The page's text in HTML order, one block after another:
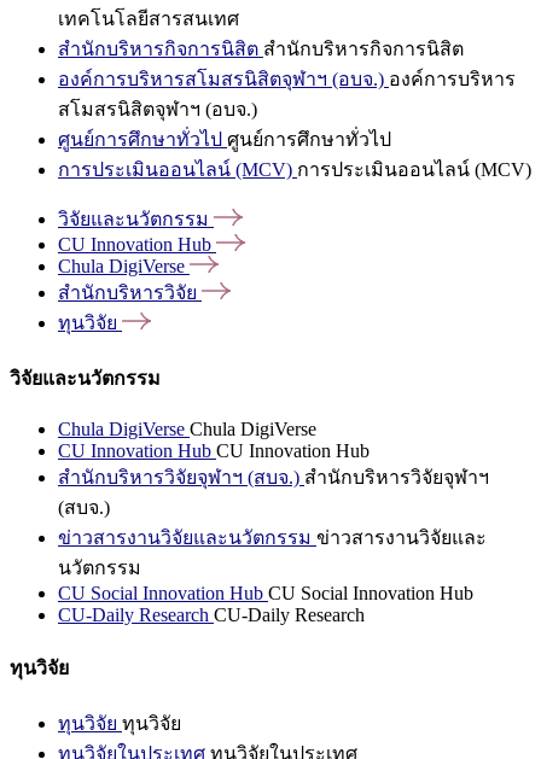
เทคโนโลยีสารสนเทศ
สำนักบริหารกิจการนิสิต สำนักบริหารกิจการนิสิต
องค์การบริหารสโมสรนิสิตจุฬาฯ (อบจ.) องค์การบริหาร
สโมสรนิสิตจุฬาฯ (อบจ.)
ศูนย์การศึกษาทั่วไป ศูนย์การศึกษาทั่วไป
การประเมินออนไลน์ (MCV) การประเมินออนไลน์ (MCV)
วิจัยและนวัตกรรม
CU Innovation Hub
Chula DigiVerse
สำนักบริหารวิจัย
ทุนวิจัย
วิจัยและนวัตกรรม
Chula DigiVerse Chula DigiVerse
CU Innovation Hub CU Innovation Hub
สำนักบริหารวิจัยจุฬาฯ (สบจ.) สำนักบริหารวิจัยจุฬาฯ
(สบจ.)
ข่าวสารงานวิจัยและนวัตกรรม ข่าวสารงานวิจัยและ
นวัตกรรม
CU Social Innovation Hub CU Social Innovation Hub
CU-Daily Research CU-Daily Research
ทุนวิจัย
ทุนวิจัย ทุนวิจัย
ทุนวิจัยในประเทศ ทุนวิจัยในประเทศ